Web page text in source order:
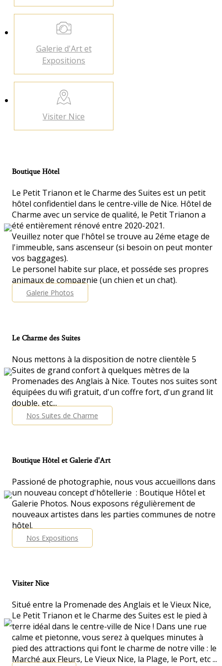
Galerie d'Artet
Expositions
Visiter Nice
Boutique Hôtel
Le Petit Trianon et le Charme des Suites est un petit
hôtel confidentiel dans le centre-ville de Nice. Hôtel de
Charme avec un service de qualité, le Petit Trianon a
été entièrement rénové entre 2020-2021.
Veuillez noter que l'hôtel se trouve au 2éme etage de
l'immeuble, sans ascenseur (si besoin on peut monter
vos baggages).
Le personel habite sur place, et posséde ses propres
animaux de compagnie (un chien et un chat).
Galerie Photos
Le Charme des Suites
Nous mettons à la disposition de notre clientèle 5
Suites de grand confort à quelques mètres de la
Promenades des Anglais à Nice. Toutes nos suites sont
équipées du wifi gratuit, d'un coffre fort, d'un grand lit
double, etc...
Nos Suites de Charme
Boutique Hôtel et Galerie d'Art
Passioné de photographie, nous vous accueillons dans
un nouveau concept d'hôtellerie : Boutique Hôtel et
Galerie Photos. Nous exposons régulièrement de
nouveaux artistes dans les parties communes de notre
hôtel.
Nos Expositions
Visiter Nice
Situé entre la Promenade des Anglais et le Vieux Nice,
Le Petit Trianon et le Charme des Suites est le pied à
terre idéal dans le centre-ville de Nice ! Dans une rue
calme et pietonne, vous serez à quelques minutes à
pied des attractions qui font le charme de notre ville : le
Marché aux Fleurs, Le Vieux Nice, la Plage, le Port, etc ...